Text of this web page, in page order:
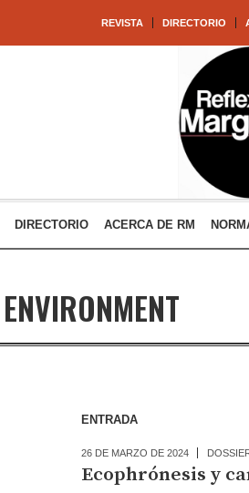
REVISTA DIRECTORIO
DIRECTORIO ACERCA DE RM
ENVIRONMENT
ENTRADA
26 DE MARZO DE 2024
Ecophrónesis y